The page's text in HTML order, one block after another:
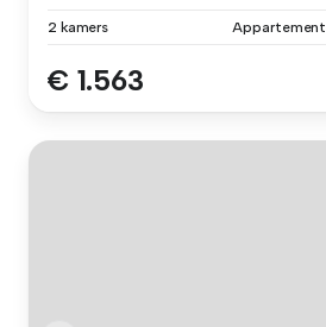
2 kamers Appartement
€ 1.563